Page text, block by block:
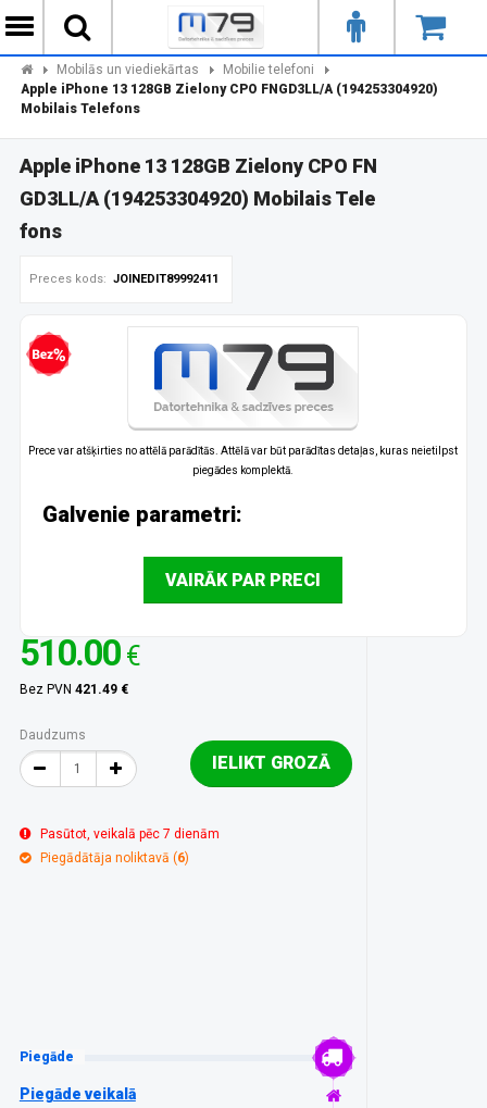
Mobilās un viediekārtas
Mobilie telefoni
Apple iPhone 13 128GB Zielony CPO FNGD3LL/A (194253304920)
Mobilais Telefons
Apple iPhone 13 128GB Zielony CPO FN
GD3LL/A (194253304920) Mobilais Tele
fons
Preces kods: JOINEDIT89992411
kredīts
Prece var atšķirties no attēlā parādītās. Attēlā var būt parādītas detaļas, kuras neietilpst
piegādes komplektā.
Galvenie parametri:
VAIRĀK PAR PRECI
510.00 €
Bez PVN 421.49 €
Daudzums
IELIKT GROZĀ
Pasūtot, veikalā pēc 7 dienām
Piegādātāja noliktavā (6)
Piegāde
Piegāde veikalā